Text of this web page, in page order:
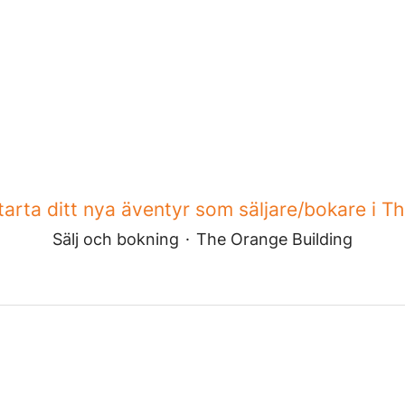
ditt nya äventyr som säljare/bokare i
Sälj och bokning · The Orange Building